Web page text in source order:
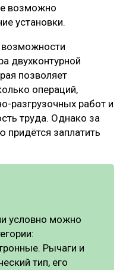
возможно
установки.
возможности
двухконтурной
позволяет
операций,
разгрузочных работ и
труда. Однако за
придётся заплатить
условно можно
Рычаги и
тип, его